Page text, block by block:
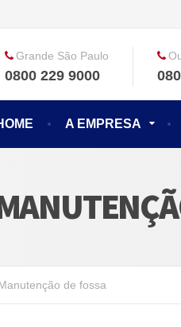
A EMPRESA
Grande São Paulo
0800 229 9000
de fossa